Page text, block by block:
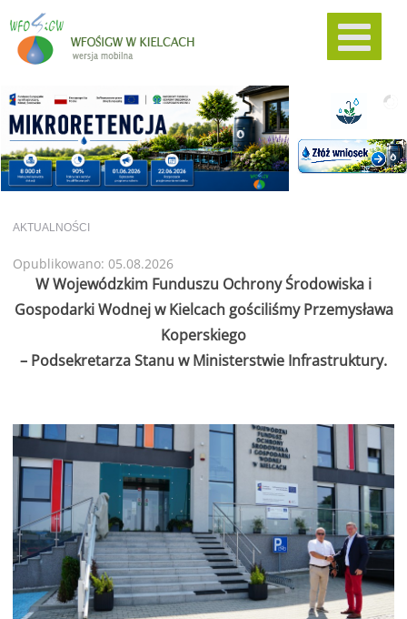
AKTUALNOŚCI
Opublikowano: 05.08.2026
W Wojewódzkim Funduszu Ochrony Środowiska i
Gospodarki Wodnej w Kielcach gościliśmy Przemysława
Koperskiego
– Podsekretarza Stanu w Ministerstwie Infrastruktury.